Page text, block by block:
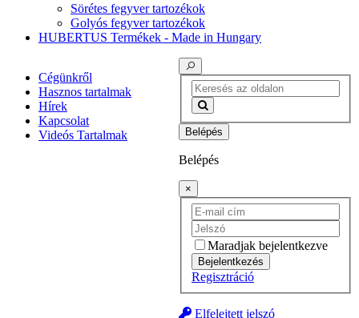
Sörétes fegyver tartozékok
Golyós fegyver tartozékok
HUBERTUS Termékek - Made in Hungary
Cégünkről
Hasznos tartalmak
Hírek
Kapcsolat
Videós Tartalmak
Belépés
Belépés
×
Maradjak bejelentkezve
Bejelentkezés
Regisztráció
Elfelejtett jelszó